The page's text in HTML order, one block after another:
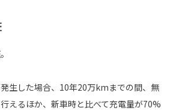
生した場合、10年20万kmまでの間、無
えるほか、新車時と比べて充電量が70%